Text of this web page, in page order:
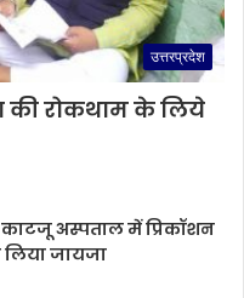
उत्तरप्रदेश
की रोकथाम के लिये
काटजू अस्पताल में प्रिकॉशन
जायजा